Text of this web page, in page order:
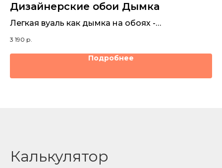
Дизайнерские обои Дымка
Легкая вуаль как дымка на обоях -
3 190 р.
Подробнее
Калькулятор